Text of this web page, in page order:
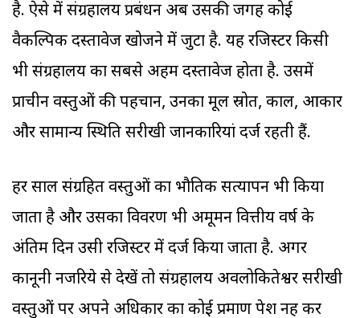
है. ऐसे में संग्रहालय प्रबंधन अब उसकी जगह कोई
वैकल्पिक दस्तावेज खोजने में जुटा है. यह रजिस्टर किसी
भी संग्रहालय का सबसे अहम दस्तावेज होता है. उसमें
प्राचीन वस्तुओं की पहचान, उनका मूल स्रोत, काल, आकार
और सामान्य स्थिति सरीखी जानकारियां दर्ज रहती हैं.
हर साल संग्रहित वस्तुओं का भौतिक सत्यापन भी किया
जाता है और उसका विवरण भी अमूमन वित्तीय वर्ष के
अंतिम दिन उसी रजिस्टर में दर्ज किया जाता है. अगर
कानूनी नजरिये से देखें तो संग्रहालय अवलोकितेश्वर सरीखी
वस्तुओं पर अपने अधिकार का कोई प्रमाण पेश नहीं कर